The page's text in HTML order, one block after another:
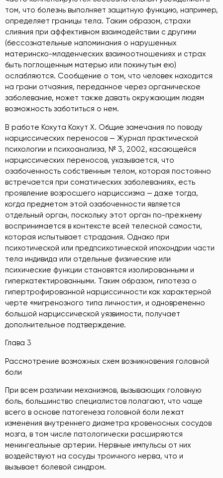
том, что болезнь выполняет защитную функцию, например,
определяет границы тела. Таким образом, страхи
слияния при аффективном взаимодействии с другими
(бессознательные напоминания о нарушенных
материнско-младенческих взаимоотношениях и страх
быть поглощенным матерью или покинутым ею)
ослабляются. Сообщение о том, что человек находится
на грани отчаяния, переданное через органическое
заболевание, может также давать окружающим людям
возможность заботиться о нем.
В работе Кохута Кохут Х. Общие замечания по поводу
нарциссических переносов — Журнал практической
психологии и психоанализа, № 3, 2002, касающейся
нарциссических переносов, указывается, что
озабоченность собственным телом, которая постоянно
встречается при соматических заболеваниях, есть
проявление возросшего нарциссизма — даже тогда,
когда предметом этой озабоченности является
отдельный орган, поскольку этот орган по-прежнему
воспринимается в контексте всей телесной самости,
которая испытывает страдания. Однако при
психотической или предпсихотической ипохондрии части
тела индивида или отдельные физические или
психические функции становятся изолированными и
гиперкатектированными. Таким образом, гипотеза о
гипертрофированной нарциссичности как характерной
черте «мигренозного типа личности», и одновременно
большой нарциссической уязвимости, получает
дополнительное подтверждение.
Глава 3
Рассмотрение возможных схем возникновения головной
боли
При всем различии механизмов, вызывающих головную
боль, большинство специалистов полагают, что чаще
всего в основе патогенеза головной боли лежат
изменения внутреннего диаметра кровеносных сосудов
мозга, в том числе патологически расширяются
менингеальные артерии. Нервные импульсы от них
воздействуют на сосуды троичного нерва, что и
вызывает болевой синдром.